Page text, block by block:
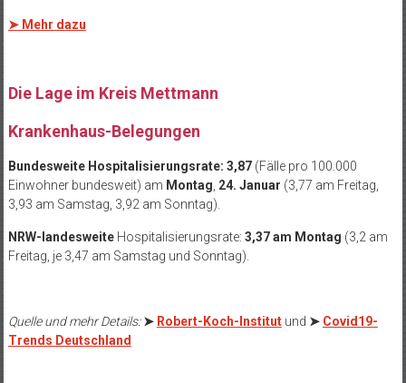
➤ Mehr dazu
Die Lage im Kreis Mettmann
Krankenhaus-Belegungen
Bundesweite Hospitalisierungsrate: 3,87 (Fälle pro 100.000
Einwohner bundesweit) am Montag 24. Januar (3,77 am Freitag,
3,93 am Samstag, 3,92 am Sonntag).
NRW-landesweiteHospitalisierungsrate: 3,37 am Montag (3,2 am
Freitag, je 3,47 am Samstag und Sonntag).
Quelle und mehr Details:➤ Robert-Koch-Institutund ➤ Covid19-
Trends Deutschland